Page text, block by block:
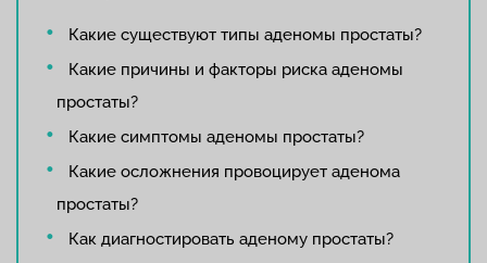
Какие существуют типы аденомы простаты?
Какие причины и факторы риска аденомы
простаты?
Какие симптомы аденомы простаты?
Какие осложнения провоцирует аденома
простаты?
Как диагностировать аденому простаты?